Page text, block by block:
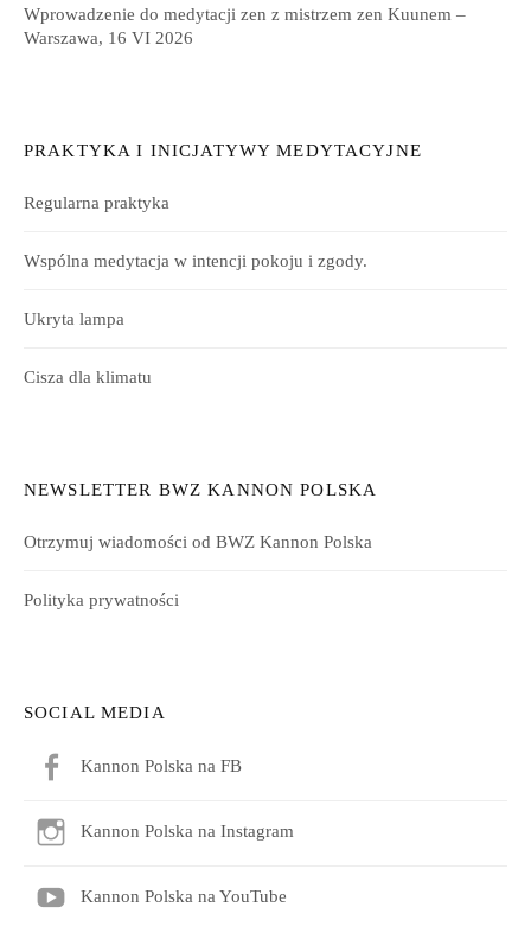
Wprowadzenie do medytacji zen z mistrzem zen Kuunem –
Warszawa, 16 VI 2026
PRAKTYKA I INICJATYWY MEDYTACYJNE
Regularna praktyka
Wspólna medytacja w intencji pokoju i zgody.
Ukryta lampa
Cisza dla klimatu
NEWSLETTER BWZ KANNON POLSKA
Otrzymuj wiadomości od BWZ Kannon Polska
Polityka prywatności
SOCIAL MEDIA
Kannon Polska na FB
Kannon Polska na Instagram
Kannon Polska na YouTube